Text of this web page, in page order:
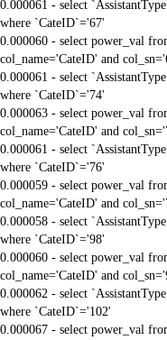
0.000061 - select
where `CateID`='67'
0.000060 - select power_val
col_name='CateID' and
0.000061 - select
where `CateID`='74'
0.000063 - select power_val
col_name='CateID' and
0.000061 - select
where `CateID`='76'
0.000059 - select power_val
col_name='CateID' and
0.000058 - select
where `CateID`='98'
0.000060 - select power_val
col_name='CateID' and
0.000062 - select
where `CateID`='102'
0.000067 - select power_val